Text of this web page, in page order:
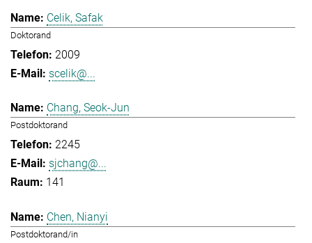
Celik, Safak
Doktorand
2009
scelik@...
Chang, Seok-Jun
Postdoktorand
2245
sjchang@...
141
Chen, Nianyi
Postdoktorand/in